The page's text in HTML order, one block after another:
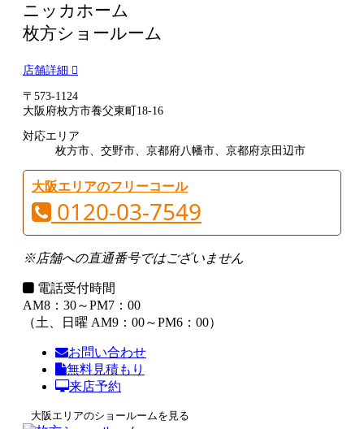
ニッカホーム
枚方ショールーム
店舗詳細
〒573-1124
大阪府枚方市養父東町18-16
対応エリア
枚方市、交野市、京都府八幡市、京都府京田辺市
大阪エリアのフリーコール
0120-03-7549
※店舗への直通番号ではございません
電話受付時間
AM8：30～PM7：00
（土、日曜 AM9：00～PM6：00）
お問い合わせ
無料見積もり
来店予約
大阪エリアのショールームを見る